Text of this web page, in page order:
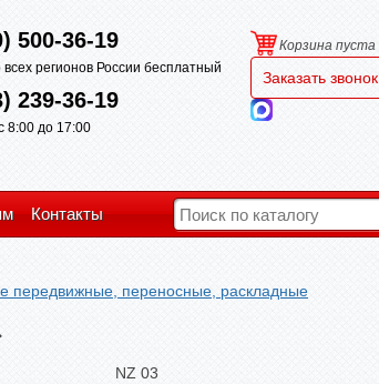
500-36-19
всех регионов России бесплатный
239-36-19
8:00 до 17:00
Корзина пуста
Заказать звонок
Контакты
передвижные, переносные, раскладные
NZ 03